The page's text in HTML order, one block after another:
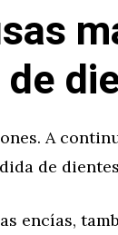
A
de
encías,